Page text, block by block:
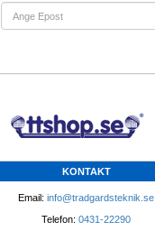
KONTAKT
Email: info@tradgardsteknik.se
Telefon: 0431-22290